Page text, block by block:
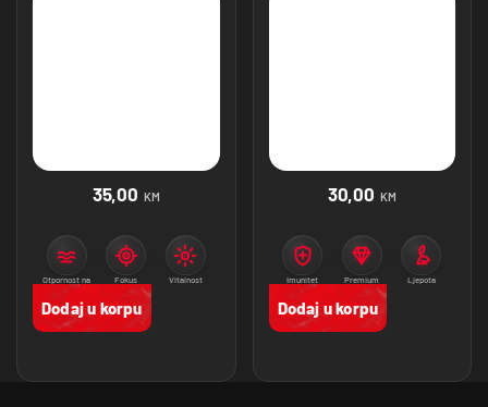
35,00 KM
Otpornost na
stres
Fokus Vitalnost
Dodaj u korpu
30,00 KM
Imunitet
Premium
proizvodi
Ljepota
Dodaj u korpu